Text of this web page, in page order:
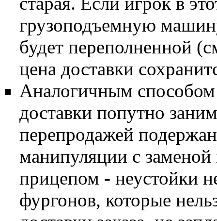
грузоподъемную
будет переполненной
цена доставки
Аналогичным
доставки попутно
перепродажей
манипуляции с
прицепом - неустойки
фургонов, которые